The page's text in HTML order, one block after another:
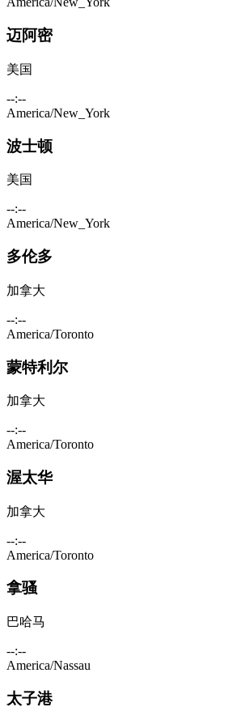
迈阿密
美国
--:--
America/New_York
波士顿
美国
--:--
America/New_York
多伦多
加拿大
--:--
America/Toronto
蒙特利尔
加拿大
--:--
America/Toronto
渥太华
加拿大
--:--
America/Toronto
拿骚
巴哈马
--:--
America/Nassau
太子港